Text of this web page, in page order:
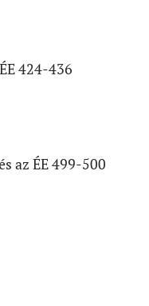
424-436
az ÉE 499-500